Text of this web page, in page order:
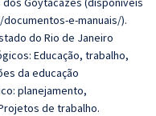
e-manuais/).
do Rio de Janeiro
Educação, trabalho,
da educação
planejamento,
de trabalho.